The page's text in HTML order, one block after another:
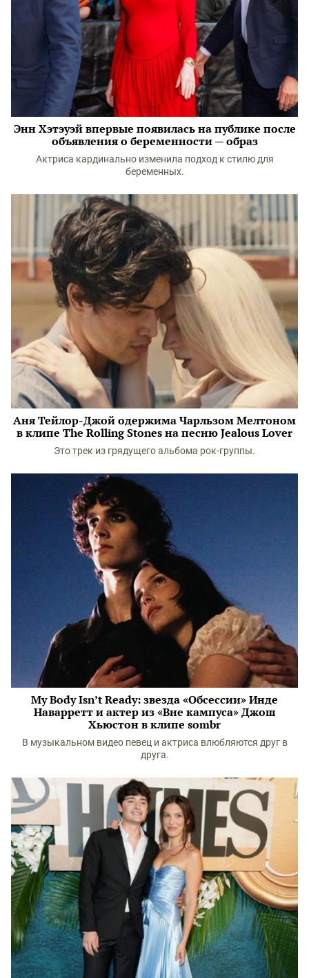
Энн Хэтэуэй впервые появилась на публике после
объявления о беременности — образ
Актриса кардинально изменила подход к стилю для
беременных.
Аня Тейлор-Джой одержима Чарльзом Мелтоном
в клипе The Rolling Stones на песню Jealous Lover
Это трек из грядущего альбома рок-группы.
My Body Isn’t Ready: звезда «Обсессии» Инде
Наварретт и актер из «Вне кампуса» Джош
Хьюстон в клипе sombr
В музыкальном видео певец и актриса влюбляются друг в
друга.